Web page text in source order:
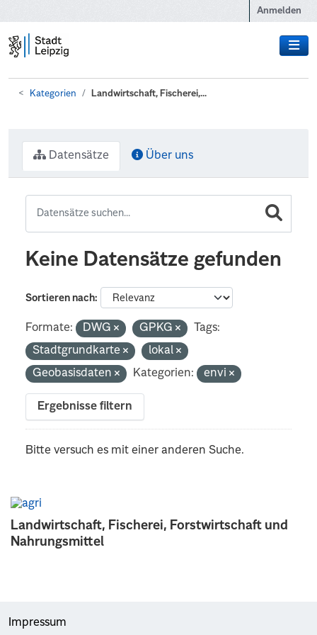
Anmelden
Kategorien Landwirtschaft, Fischerei,...
Landwirtschaft, Fischerei, Forstwirtschaft und
Nahrungsmittel
Datensätze Über uns
Keine Datensätze gefunden
Sortieren nach
Formate: DWG GPKG
Tags:
Stadtgrundkarte
lokal
Geobasisdaten
Kategorien: envi
Ergebnisse filtern
Bitte versuch es mit einer anderen Suche.
Impressum